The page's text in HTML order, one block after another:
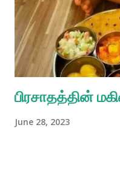
மூன்று குவளைகள் வீதம்
கோயில் பூஜாரிகளால் சோடச
விக்கிரகங்களுக்...
பிரசாதத்தின்
June 28, 2023